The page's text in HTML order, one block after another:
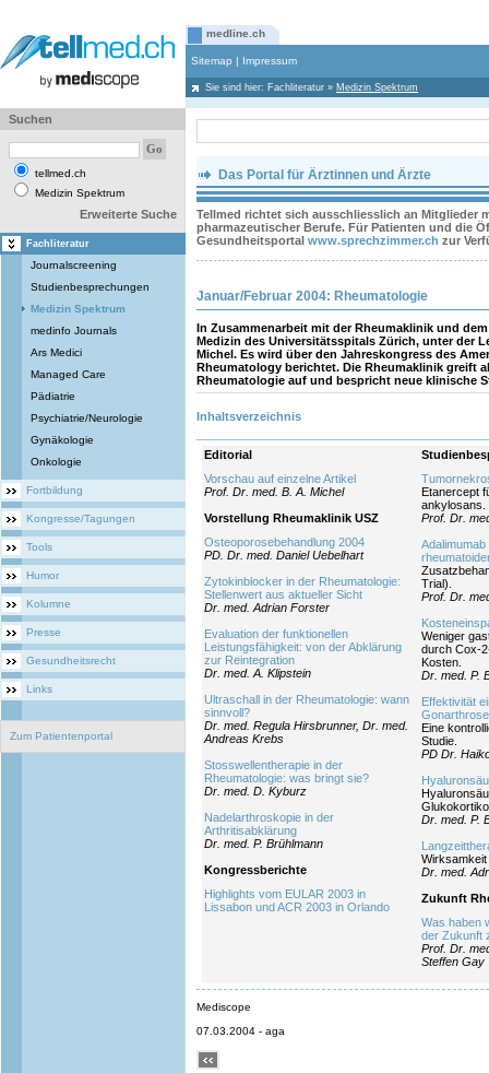
medline.ch
Sitemap | Impressum
Sie sind hier: Fachliteratur » Medizin Spektrum
Suchen
tellmed.ch
Medizin Spektrum
Erweiterte Suche
Fachliteratur
Journalscreening
Studienbesprechungen
Medizin Spektrum
medinfo Journals
Ars Medici
Managed Care
Pädiatrie
Psychiatrie/Neurologie
Gynäkologie
Onkologie
Fortbildung
Kongresse/Tagungen
Tools
Humor
Kolumne
Presse
Gesundheitsrecht
Links
Zum Patientenportal
Das Portal für Ärztinnen und Ärzte
Tellmed richtet sich ausschliesslich an Mitglieder
pharmazeutischer Berufe. Für Patienten und die
Gesundheitsportal www.sprechzimmer.ch zur
Januar/Februar 2004: Rheumatologie
In Zusammenarbeit mit der Rheumaklinik und
Medizin des Universitätsspitals Zürich, unter der
Michel. Es wird über den Jahreskongress des
Rheumatology berichtet. Die Rheumaklinik greift
Rheumatologie auf und bespricht neue klinische
Inhaltsverzeichnis
Editorial
Vorschau auf einzelne Artikel
Prof. Dr. med. B. A. Michel
Vorstellung Rheumaklinik USZ
Osteoporosebehandlung 2004
PD. Dr. med. Daniel Uebelhart
Zytokinblocker in der Rheumatologie:
Stellenwert aus aktueller Sicht
Dr. med. Adrian Forster
Evaluation der funktionellen
Leistungsfähigkeit: von der Abklärung
zur Reintegration
Dr. med. A. Klipstein
Ultraschall in der Rheumatologie: wann
sinnvoll?
Dr. med. Regula Hirsbrunner, Dr. med.
Andreas Krebs
Stosswellentherapie in der
Rheumatologie: was bringt sie?
Dr. med. D. Kyburz
Nadelarthroskopie in der
Arthritisabklärung
Dr. med. P. Brühlmann
Kongressberichte
Highlights vom EULAR 2003 in
Lissabon und ACR 2003 in Orlando
Etanercept
ankylosans.
Prof. Dr.
Trial).
Prof. Dr.
Weniger
durch Cox-
Kosten.
Dr. med. P.
Effektivität
Gonarthrose
Eine
Studie.
PD Dr.
Dr. med. P.
Wirksamkeit
Dr. med.
Zukunft
Was haben
der Zukunft
Prof. Dr.
Steffen Gay
Mediscope
07.03.2004 - aga